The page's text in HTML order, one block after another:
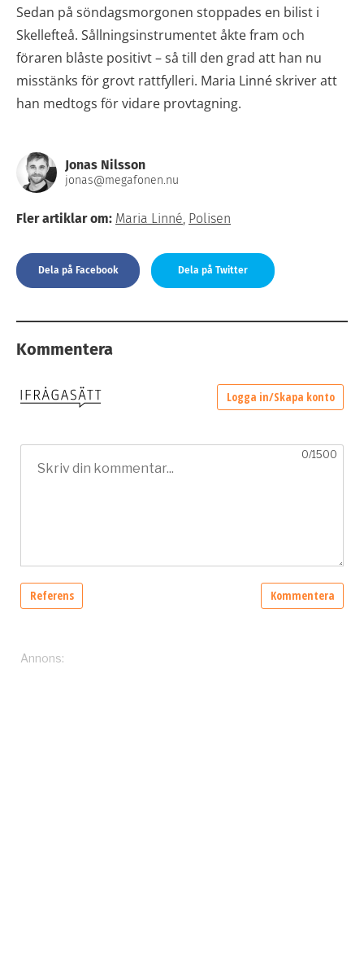
Sedan på söndagsmorgonen stoppades en bilist i
Skellefteå. Sållningsinstrumentet åkte fram och
föraren blåste positivt – så till den grad att han nu
misstänks för grovt rattfylleri. Maria Linné skriver att
han medtogs för vidare provtagning.
Jonas Nilsson
jonas@megafonen.nu
Fler artiklar om: Maria Linné, Polisen
Dela på Facebook Dela på Twitter
Kommentera